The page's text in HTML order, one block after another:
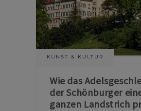
KUNST & KULTUR
Wie das
der Schönburger
ganzen Landstrich